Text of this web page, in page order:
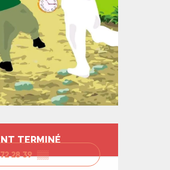
et
TERMINÉ
28 39▒▒